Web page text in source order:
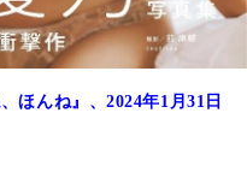
ほんね』、2024年1月31日